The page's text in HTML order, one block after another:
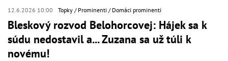
12.6.2026 10:00 Topky Prominenti Domáci prominenti
Bleskový rozvod Belohorcovej: Hájek sa k
súdu nedostavil a... Zuzana sa už túli k
novému!